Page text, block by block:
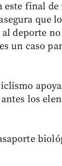
este final
que
deporte
un caso
los